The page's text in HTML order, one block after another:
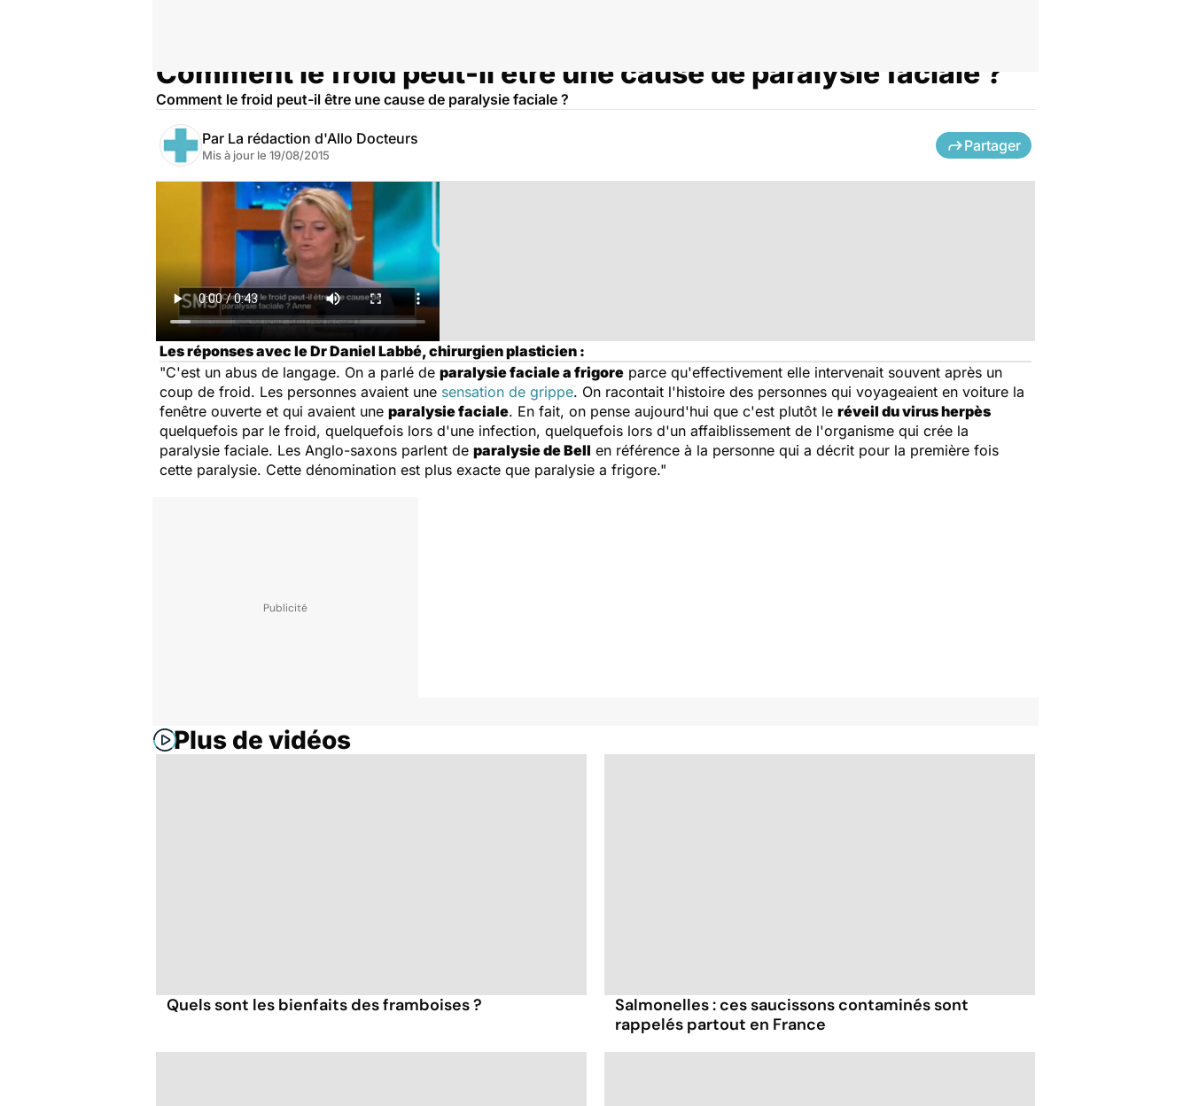
Comment le froid peut-il être une cause de paralysie faciale ?
Comment le froid peut-il être une cause de paralysie faciale ?
Par La rédaction d'Allo Docteurs
Mis à jour le 19/08/2015
Partager
Les réponses avec le Dr Daniel Labbé, chirurgien plasticien :
"C'est un abus de langage. On a parlé de paralysie faciale a frigore parce qu'effectivement elle intervenait souvent après un
coup de froid. Les personnes avaient une sensation de grippe. On racontait l'histoire des personnes qui voyageaient en voiture la
fenêtre ouverte et qui avaient une paralysie faciale. En fait, on pense aujourd'hui que c'est plutôt le réveil du virus herpès
quelquefois par le froid, quelquefois lors d'une infection, quelquefois lors d'un affaiblissement de l'organisme qui crée la
paralysie faciale. Les Anglo-saxons parlent de paralysie de Bell en référence à la personne qui a décrit pour la première fois
cette paralysie. Cette dénomination est plus exacte que paralysie a frigore."
Plus de vidéos
Quels sont les bienfaits des framboises ?
Salmonelles : ces saucissons contaminés sont
rappelés partout en France